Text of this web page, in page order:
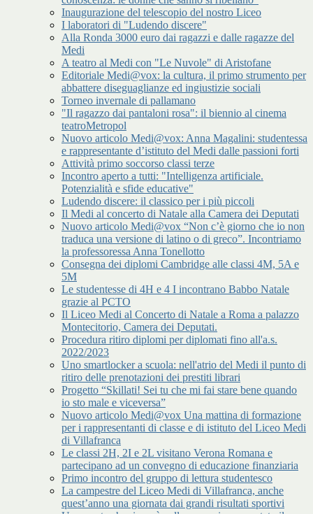
Inaugurazione del telescopio del nostro Liceo
I laboratori di "Ludendo discere"
Alla Ronda 3000 euro dai ragazzi e dalle ragazze del
Medi
A teatro al Medi con "Le Nuvole" di Aristofane
Editoriale Medi@vox: la cultura, il primo strumento per
abbattere diseguaglianze ed ingiustizie sociali
Torneo invernale di pallamano
"Il ragazzo dai pantaloni rosa": il biennio al cinema
teatroMetropol
Nuovo articolo Medi@vox: Anna Magalini: studentessa
e rappresentante d’istituto del Medi dalle passioni forti
Attività primo soccorso classi terze
Incontro aperto a tutti: "Intelligenza artificiale.
Potenzialità e sfide educative"
Ludendo discere: il classico per i più piccoli
Il Medi al concerto di Natale alla Camera dei Deputati
Nuovo articolo Medi@vox “Non c’è giorno che io non
traduca una versione di latino o di greco”. Incontriamo
la professoressa Anna Tonellotto
Consegna dei diplomi Cambridge alle classi 4M, 5A e
5M
Le studentesse di 4H e 4 I incontrano Babbo Natale
grazie al PCTO
Il Liceo Medi al Concerto di Natale a Roma a palazzo
Montecitorio, Camera dei Deputati.
Procedura ritiro diplomi per diplomati fino all'a.s.
2022/2023
Uno smartlocker a scuola: nell'atrio del Medi il punto di
ritiro delle prenotazioni dei prestiti librari
Progetto “Skillati! Sei tu che mi fai stare bene quando
io sto male e viceversa”
Nuovo articolo Medi@vox Una mattina di formazione
per i rappresentanti di classe e di istituto del Liceo Medi
di Villafranca
Le classi 2H, 2I e 2L visitano Verona Romana e
partecipano ad un convegno di educazione finanziaria
Primo incontro del gruppo di lettura studentesco
La campestre del Liceo Medi di Villafranca, anche
quest’anno una giornata dai grandi risultati sportivi